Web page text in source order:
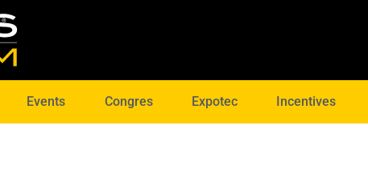
Events Congres Expotec Incentives